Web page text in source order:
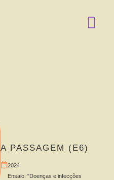
A PASSAGEM (E6)
2024
Ensaio: "Doenças e infecções